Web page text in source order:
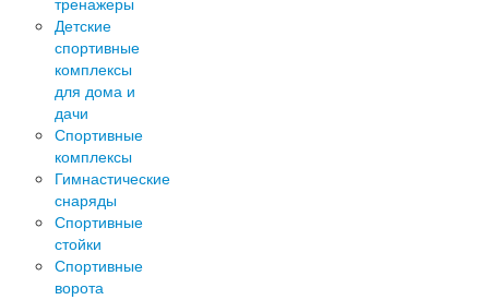
Детские
спортивные
комплексы
для дома и
дачи
Спортивные
комплексы
Гимнастические
снаряды
Спортивные
стойки
Спортивные
ворота